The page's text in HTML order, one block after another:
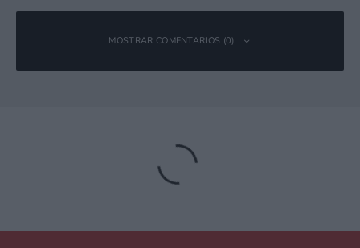
MOSTRAR COMENTARIOS (0)
Tu dirección de correo electrónico no será publicada.
obligatorios están marcados con*